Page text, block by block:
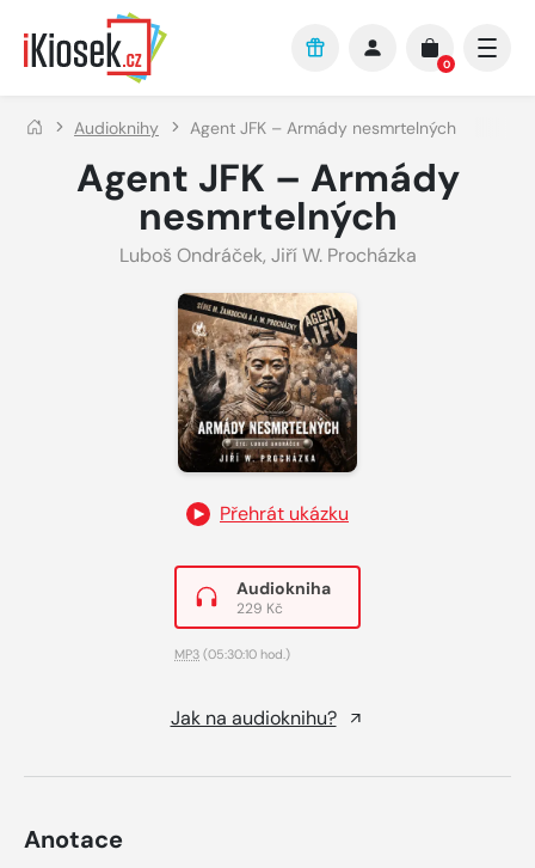
Přejít na hlavní obsah
0
Audioknihy Agent JFK – Armády nesmrtelných
Agent JFK – Armády
nesmrtelných
Luboš Ondráček, Jiří W. Procházka
Přehrát ukázku
Audiokniha
229 Kč
MP3 (05:30:10 hod.)
Jak na audioknihu?
Anotace